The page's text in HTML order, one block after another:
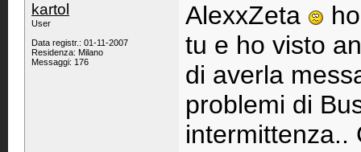
kartol
User
Data registr.: 01-11-2007
Residenza: Milano
Messaggi: 176
AlexxZeta
tu e ho visto
di averla
problemi di
intermittenza..